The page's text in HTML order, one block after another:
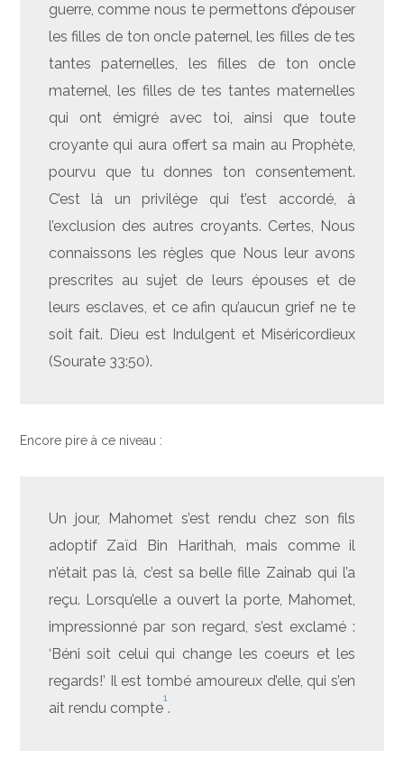
guerre, comme nous te permettons d’épouser
les filles de ton oncle paternel, les filles de tes
tantes paternelles, les filles de ton oncle
maternel, les filles de tes tantes maternelles
qui ont émigré avec toi, ainsi que toute
croyante qui aura offert sa main au Prophète,
pourvu que tu donnes ton consentement.
C’est là un privilège qui t’est accordé, à
l’exclusion des autres croyants. Certes, Nous
connaissons les règles que Nous leur avons
prescrites au sujet de leurs épouses et de
leurs esclaves, et ce afin qu’aucun grief ne te
soit fait. Dieu est Indulgent et Miséricordieux
(Sourate 33:50).
Encore pire à ce niveau :
Un jour, Mahomet s’est rendu chez son fils
adoptif Zaïd Bin Harithah, mais comme il
n’était pas là, c’est sa belle fille Zainab qui l’a
reçu. Lorsqu’elle a ouvert la porte, Mahomet,
impressionné par son regard, s’est exclamé :
‘Béni soit celui qui change les coeurs et les
regards!’ Il est tombé amoureux d’elle, qui s’en
ait rendu compte
1
.